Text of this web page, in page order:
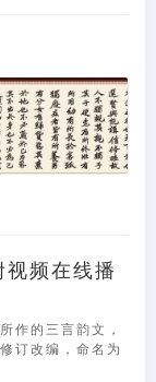
视频在线播
作的三言韵文，
订改编，命名为